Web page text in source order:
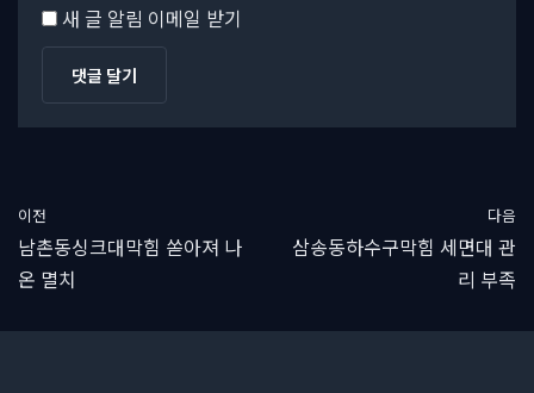
새 글 알림 이메일 받기
이전
남촌동싱크대막힘 쏟아져 나
온 멸치
다음
삼송동하수구막힘 세면대 관
리 부족